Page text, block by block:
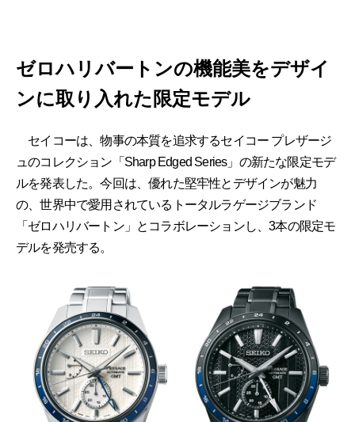
ゼロハリバートンの機能美をデザイ
ンに取り入れた限定モデル
セイコーは、物事の本質を追求するセイコー プレザージ
ュのコレクション「Sharp Edged Series」の新たな限定モデ
ルを発表した。今回は、優れた堅牢性とデザインが魅力
の、世界中で愛用されているトータルラゲージブランド
「ゼロハリバートン」とコラボレーションし、3本の限定モ
デルを発売する。